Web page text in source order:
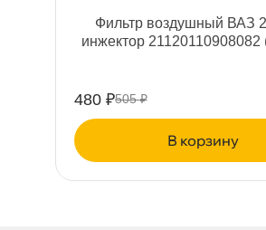
Фильтр воздушный ВАЗ
инжектор 21120110908082
480 ₽505 ₽
корзину